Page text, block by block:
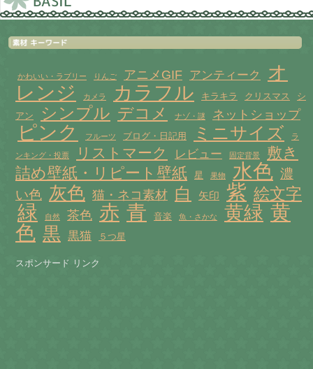
かわいい・ラブリー りんご アニメGIF アンティーク
オ
レンジ
カメラ カラフル キラキラ クリスマス
シ
アン
シンプル デコメ ナゾ・謎 ネットショップ
ピンク フルーツ ブログ・日記用 ミニサイズ ラ
ンキング・投票 リストマーク レビュー 固定背景
敷き
詰め壁紙・リピート壁紙
星 果物 水色 濃
い色 灰色 猫・ネコ素材 白 矢印 紫 絵文字
緑 自然 茶色 赤 青 音楽 魚・さかな 黄緑 黄
色 黒 黒猫 ５つ星
スポンサード リンク